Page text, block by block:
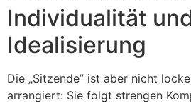
Individualität
Idealisierung
Die „Sitzende” ist aber nicht
arrangiert: Sie folgt strengen